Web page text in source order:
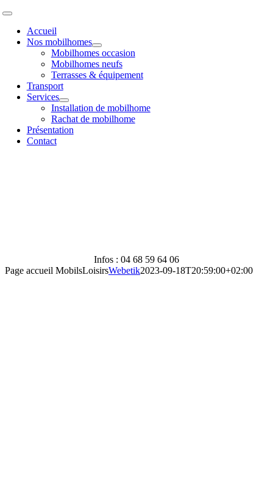
Passer
contenu
Toggle
NavigationAccueil
Nos mobilhomes
Mobilhomes occasion
Mobilhomes neufs
Terrasses & équipement
Transport
Services
Installation de mobilhome
Rachat de mobilhome
Présentation
Contact
Infos : 04 68 59 64 06
Page accueil MobilsLoisirsWebetik2023-09-18T20:59:00+02:00